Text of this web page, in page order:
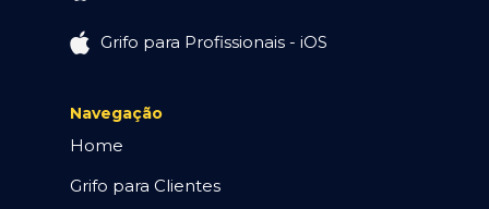
Grifo para Profissionais - iOS
Navegação
Home
Grifo para Clientes